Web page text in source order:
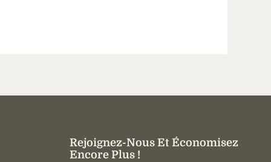
Rejoignez-Nous Et Économisez
Encore Plus !